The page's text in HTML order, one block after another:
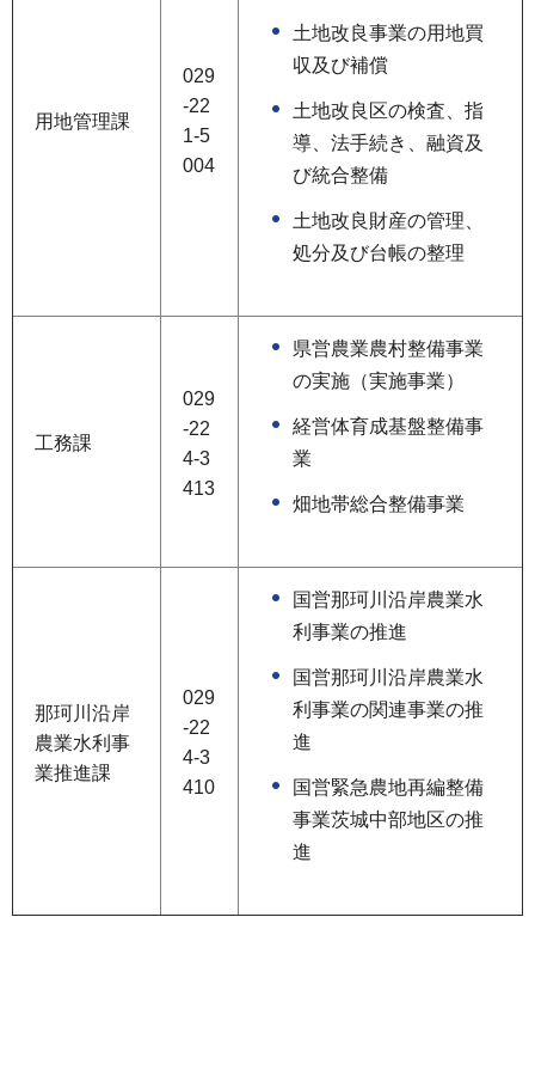
用地管理課
029
-22
1-5
004
土地改良事業の用地買
収及び補償
土地改良区の検査、指
導、法手続き、融資及
び統合整備
土地改良財産の管理、
処分及び台帳の整理
工務課
029
-22
4-3
413
県営農業農村整備事業
の実施（実施事業）
経営体育成基盤整備事
業
畑地帯総合整備事業
那珂川沿岸
農業水利事
業推進課
029
-22
4-3
410
国営那珂川沿岸農業水
利事業の推進
国営那珂川沿岸農業水
利事業の関連事業の推
進
国営緊急農地再編整備
事業茨城中部地区の推
進